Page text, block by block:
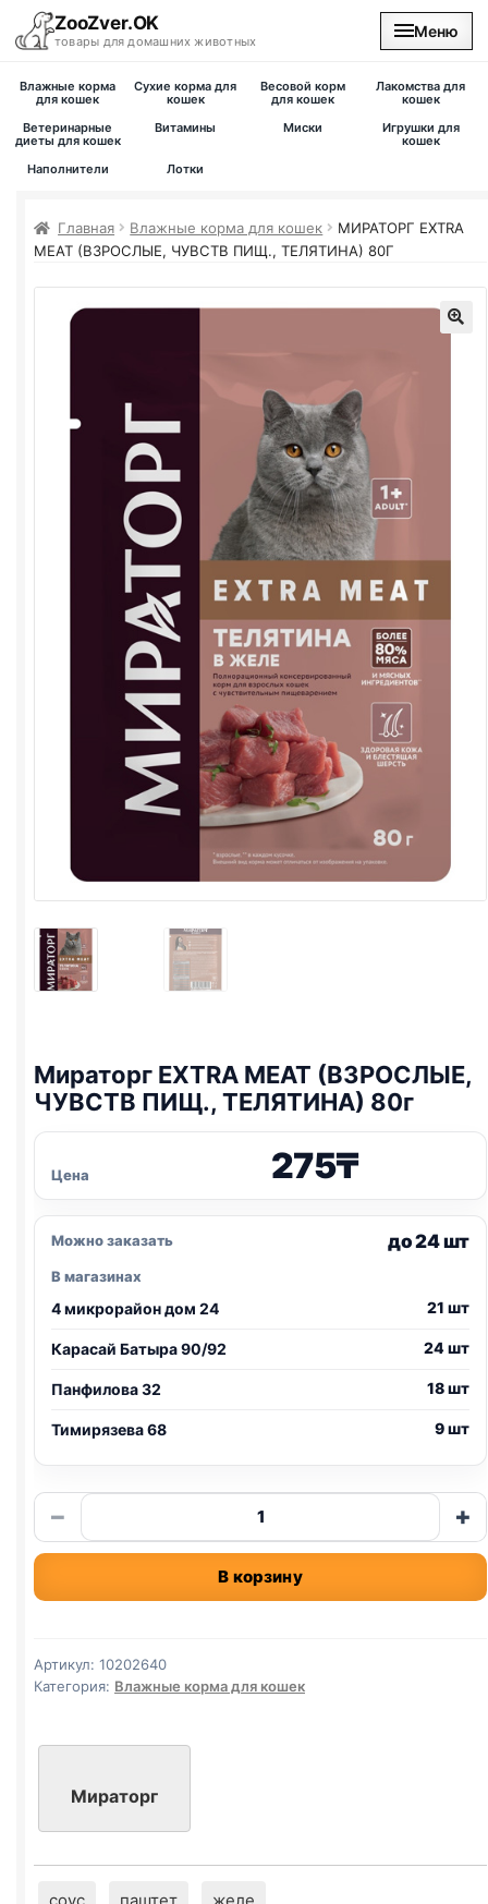
ZooZver.OK
товары для домашних животных
Меню
На главную
Влажные корма
для кошек
Сухие корма для
кошек
Весовой корм
для кошек
Лакомства для
кошек
Ветеринарные
диеты для кошек
Витамины Миски
Игрушки для
кошек
Наполнители
Лотки
Главная Влажные корма для кошек
МИРАТОРГ EXTRA
MEAT (ВЗРОСЛЫЕ, ЧУВСТВ ПИЩ., ТЕЛЯТИНА) 80Г
Мираторг EXTRA MEAT (ВЗРОСЛЫЕ,
ЧУВСТВ ПИЩ., ТЕЛЯТИНА) 80г
Цена 275₸
Можно заказать до 24 шт
В магазинах
4 микрорайон дом 24 21 шт
Карасай Батыра 90/92 24 шт
Панфилова 32 18 шт
Тимирязева 68 9 шт
−
Количество
товара
Мираторг
MEAT
ЧУВСТВ
ПИЩ.,
+
В корзину
Артикул: 10202640
Категория: Влажные корма для кошек
Мираторг
соус паштет желе